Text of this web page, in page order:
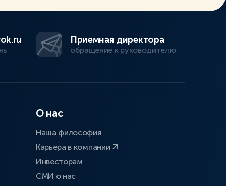
Приемная директора
обращение к руководителю
О нас
Наша философия
Карьера в компании
Инвесторам
СМИ о нас